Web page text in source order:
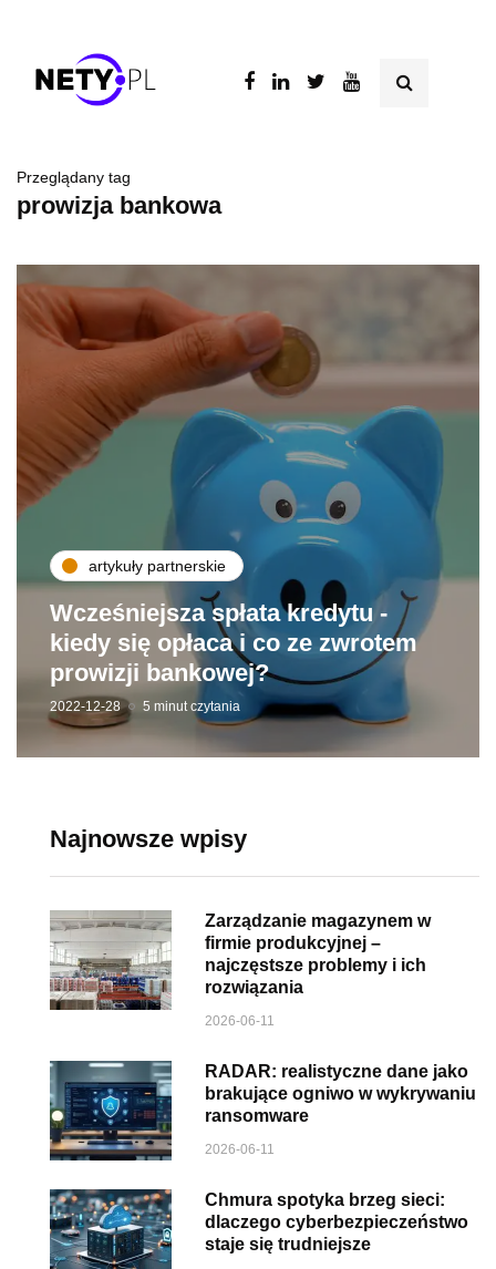
Przeglądany tag
prowizja bankowa
artykuły partnerskie
Wcześniejsza spłata kredytu -
kiedy się opłaca i co ze zwrotem
prowizji bankowej?
2022-12-28 5 minut czytania
Najnowsze wpisy
Zarządzanie magazynem w
firmie produkcyjnej –
najczęstsze problemy i ich
rozwiązania
2026-06-11
RADAR: realistyczne dane jako
brakujące ogniwo w wykrywaniu
ransomware
2026-06-11
Chmura spotyka brzeg sieci:
dlaczego cyberbezpieczeństwo
staje się trudniejsze